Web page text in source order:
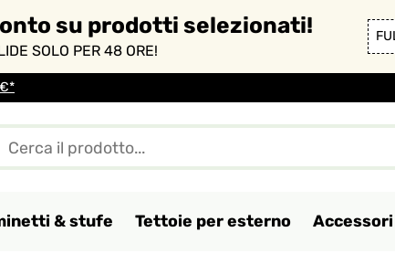
su prodotti selezionati!
SOLO PER 48 ORE!
& stufe Tettoie per esterno